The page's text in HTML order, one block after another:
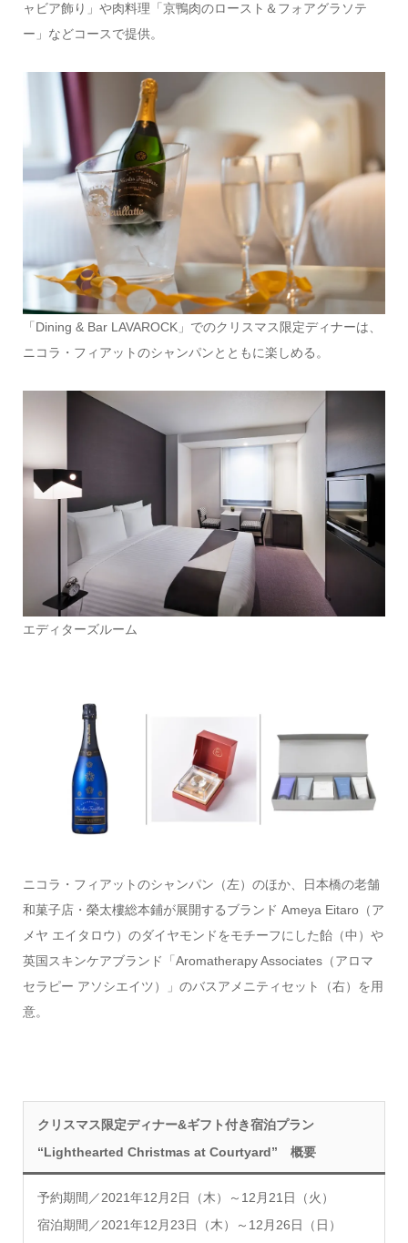
ャビア飾り」や肉料理「京鴨肉のロースト＆フォアグラソテ
ー」などコースで提供。
「Dining & Bar LAVAROCK」でのクリスマス限定ディナーは、
ニコラ・フィアットのシャンパンとともに楽しめる。
エディターズルーム
ニコラ・フィアットのシャンパン（左）のほか、日本橋の老舗
和菓子店・榮太樓総本鋪が展開するブランド Ameya Eitaro（ア
メヤ エイタロウ）のダイヤモンドをモチーフにした飴（中）や
英国スキンケアブランド「Aromatherapy Associates（アロマ
セラピー アソシエイツ）」のバスアメニティセット（右）を用
意。
クリスマス限定ディナー&ギフト付き宿泊プラン
“Lighthearted Christmas at Courtyard” 概要
予約期間／2021年12月2日（木）～12月21日（火）
宿泊期間 ／2021年12月23日（木）～12月26日（日）